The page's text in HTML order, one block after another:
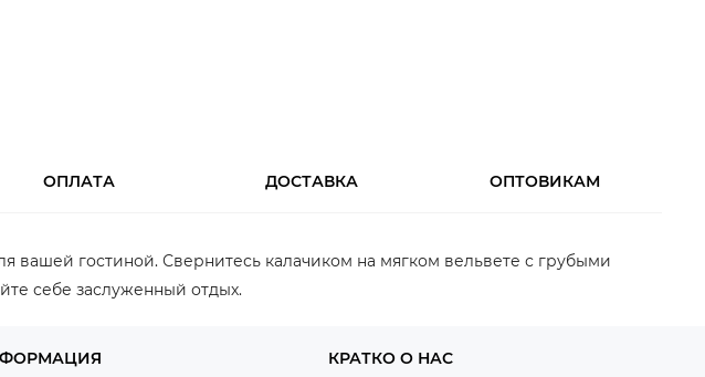
ОПЛАТА ДОСТАВКА ОПТОВИКАМ
гостиной. Свернитесь калачиком на мягком вельвете с грубыми
себе заслуженный отдых.
КРАТКО О НАС